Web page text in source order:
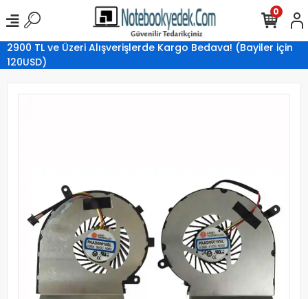
2900 TL ve Üzeri Alışverişlerde Kargo Bedava! (Bayiler için
120USD)
0